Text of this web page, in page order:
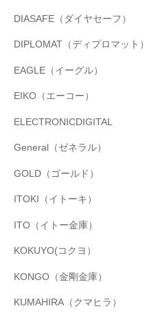
DIASAFE（ダイヤセーフ）
DIPLOMAT（ディプロマット）
EAGLE（イーグル）
EIKO（エーコー）
ELECTRONICDIGITAL
General（ゼネラル）
GOLD（ゴールド）
ITOKI（イトーキ）
ITO（イトー金庫）
KOKUYO(コクヨ）
KONGO（金剛金庫）
KUMAHIRA（クマヒラ）